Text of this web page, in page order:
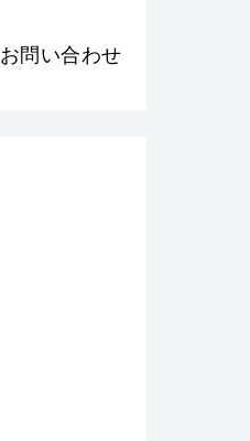
お問い合わせ